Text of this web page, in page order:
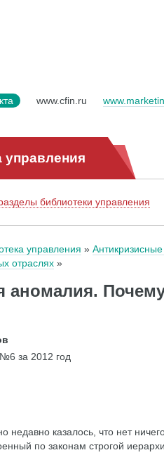
www.cfin.ru
управления
библиотеки управления
управления
отраслях
аномалия.
за 2012 год
недавно казалось, что нет
по законам строгой